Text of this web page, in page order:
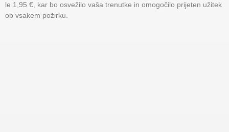
le 1,95 €, kar bo osvežilo vaša trenutke in omogočilo prijeten užitek
ob vsakem požirku.